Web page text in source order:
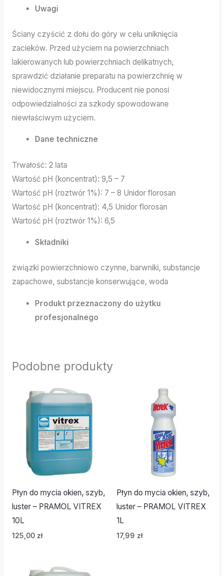
Uwagi
Ściany czyścić z dołu do góry w celu uniknięcia
zacieków. Przed użyciem na powierzchniach
lakierowanych lub powierzchniach delikatnych,
sprawdzić działanie preparatu na powierzchnię w
niewidocznymi miejscu. Producent nie ponosi
odpowiedzialności za szkody spowodowane
niewłaściwym użyciem.
Dane techniczne
Trwałość: 2 lata
Wartość pH (koncentrat): 9,5 – 7
Wartość pH (roztwór 1%): 7 – 8 Unidor florosan
Wartość pH (koncentrat): 4,5 Unidor florosan
Wartość pH (roztwór 1%): 6,5
Składniki
związki powierzchniowo czynne, barwniki, substancje
zapachowe, substancje konserwujące, woda
Produkt przeznaczony do użytku
profesjonalnego
Podobne produkty
Płyn do mycia okien, szyb,
luster – PRAMOL VITREX
10L
125,00 zł
Płyn do mycia okien, szyb,
luster – PRAMOL VITREX
1L
17,99 zł